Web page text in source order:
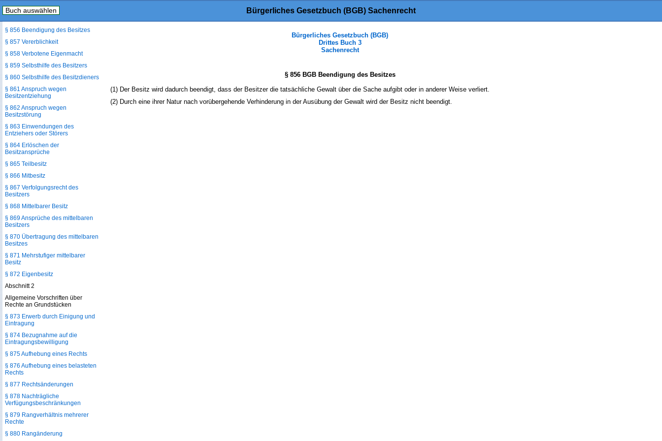
Buch auswählen Bürgerliches Gesetzbuch (BGB) Sachenrecht
Bürgerliches Gesetzbuch (BGB)
Drittes Buch 3
Sachenrecht
§ 856 BGB Beendigung des Besitzes
(1) Der Besitz wird dadurch beendigt, dass der Besitzer die tatsächliche Gewalt über die Sache aufgibt oder in anderer Weise verliert.
(2) Durch eine ihrer Natur nach vorübergehende Verhinderung in der Ausübung der Gewalt wird der Besitz nicht beendigt.
§ 854 Erwerb des Besitzes
§ 856 Beendigung des Besitzes
§ 857 Vererblichkeit
§ 858 Verbotene Eigenmacht
§ 859 Selbsthilfe des Besitzers
§ 860 Selbsthilfe des Besitzdieners
§ 861 Anspruch wegen
Besitzentziehung
§ 862 Anspruch wegen
Besitzstörung
§ 863 Einwendungen des
Entziehers oder Störers
§ 864 Erlöschen der
Besitzansprüche
§ 865 Teilbesitz
§ 866 Mitbesitz
§ 867 Verfolgungsrecht des
Besitzers
§ 868 Mittelbarer Besitz
§ 869 Ansprüche des mittelbaren
Besitzers
§ 870 Übertragung des mittelbaren
Besitzes
§ 871 Mehrstufiger mittelbarer
Besitz
§ 872 Eigenbesitz
Abschnitt 2
Allgemeine Vorschriften über
Rechte an Grundstücken
§ 873 Erwerb durch Einigung und
Eintragung
§ 874 Bezugnahme auf die
Eintragungsbewilligung
§ 875 Aufhebung eines Rechts
§ 876 Aufhebung eines belasteten
Rechts
§ 877 Rechtsänderungen
§ 878 Nachträgliche
Verfügungsbeschränkungen
§ 879 Rangverhältnis mehrerer
Rechte
§ 880 Rangänderung